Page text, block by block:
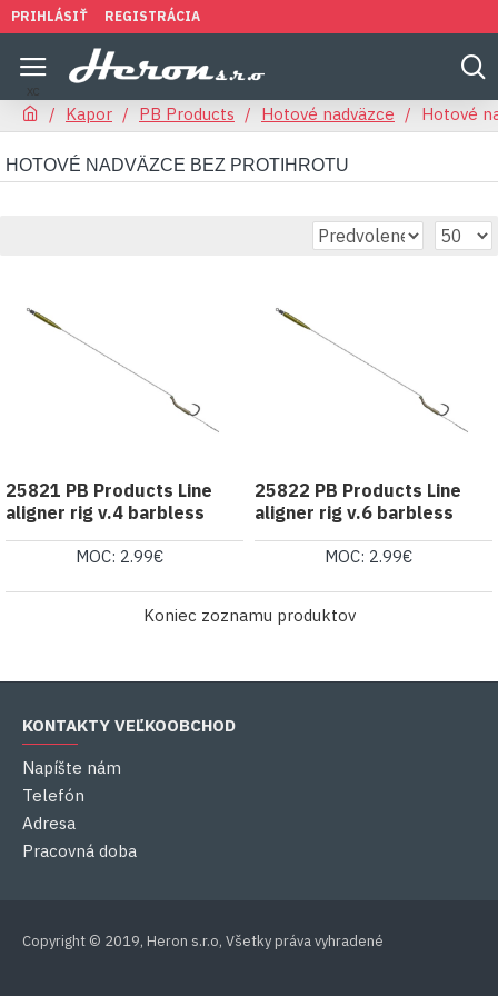
PRIHLÁSIŤ REGISTRÁCIA
Kapor PB Products Hotové nadväzce Hotové
HOTOVÉ NADVÄZCE BEZ PROTIHROTU
25821 PB Products Line
aligner rig v.4 barbless
MOC: 2.99€
25822 PB Products Line
aligner rig v.6 barbless
MOC: 2.99€
Koniec zoznamu produktov
KONTAKTY VEĽKOOBCHOD
Napíšte nám
Telefón
Adresa
Pracovná doba
Copyright © 2019, Heron s.r.o, Všetky práva vyhradené